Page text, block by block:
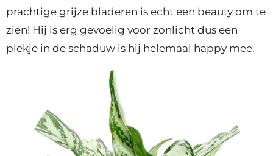
prachtige grijze bladeren is echt een beauty om te
zien! Hij is erg gevoelig voor zonlicht dus een
plekje in de schaduw is hij helemaal happy mee.